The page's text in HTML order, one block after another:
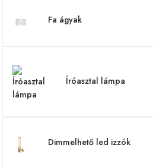
Fa ágyak
Íróasztal lámpa
Dimmelhető led izzók